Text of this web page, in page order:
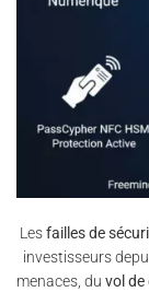
Lesfailles de
investisseurs
menaces, du vol